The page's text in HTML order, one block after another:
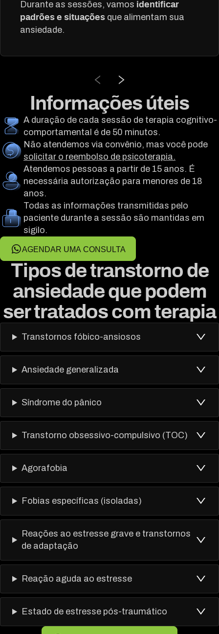
Durante as sessões, vamos identificar
padrões e situações que alimentam sua
ansiedade.
Informações úteis
A duração de cada sessão de terapia cognitivo-
comportamental é de 50 minutos.
Não atendemos via convênio, mas você pode
solicitar o reembolso de psicoterapia.
Atendemos pessoas a partir de 15 anos. É
necessária autorização para menores de 18
anos.
Todas as informações transmitidas pelo
paciente durante a sessão são mantidas em
sigilo.
AGENDAR UMA CONSULTA
Tipos de transtorno de
ansiedade que podem
ser tratados com terapia
Transtornos fóbico-ansiosos
Ansiedade generalizada
Síndrome do pânico
Transtorno obsessivo-compulsivo (TOC)
Agorafobia
Fobias específicas (isoladas)
Reações ao estresse grave e transtornos
de adaptação
Reação aguda ao estresse
Estado de estresse pós-traumático